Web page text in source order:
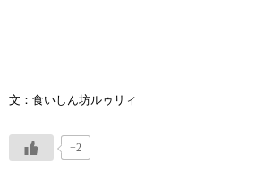
文：食いしん坊ルゥリィ
+2